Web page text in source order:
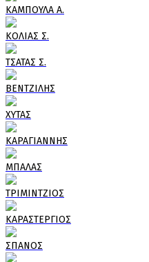
ΚΑΜΠΟΥΛΑ Α.
ΚΟΛΙΑΣ Σ.
ΤΣΑΤΑΣ Σ.
ΒΕΝΤΖΙΛΗΣ
ΧΥΤΑΣ
ΚΑΡΑΓΙΑΝΝΗΣ
ΜΠΑΛΑΣ
ΤΡΙΜΙΝΤΖΙΟΣ
ΚΑΡΑΣΤΕΡΓΙΟΣ
ΣΠΑΝΟΣ